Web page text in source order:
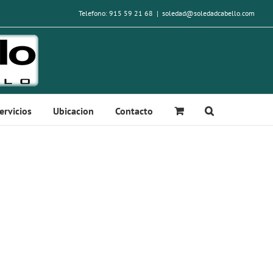
Telefono: 915 59 21 68 | soledad@soledadcabello.com
Ubicacion Contacto